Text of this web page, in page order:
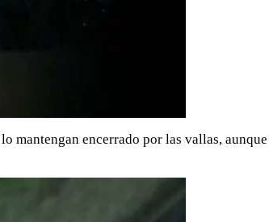
mantengan encerrado por las vallas,